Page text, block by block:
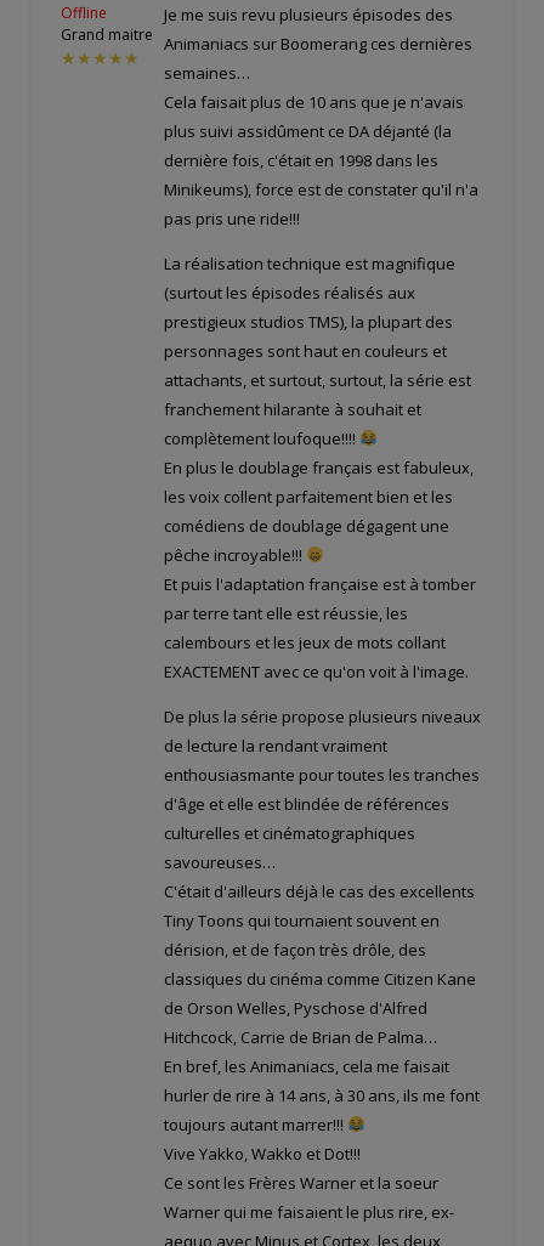
Offline
Grand maitre
★★★★★
Je me suis revu plusieurs épisodes des
Animaniacs sur Boomerang ces dernières
semaines…
Cela faisait plus de 10 ans que je n'avais
plus suivi assidûment ce DA déjanté (la
dernière fois, c'était en 1998 dans les
Minikeums), force est de constater qu'il n'a
pas pris une ride!!!
La réalisation technique est magnifique
(surtout les épisodes réalisés aux
prestigieux studios TMS), la plupart des
personnages sont haut en couleurs et
attachants, et surtout, surtout, la série est
franchement hilarante à souhait et
complètement loufoque!!!!
En plus le doublage français est fabuleux,
les voix collent parfaitement bien et les
comédiens de doublage dégagent une
pêche incroyable!!!
Et puis l'adaptation française est à tomber
par terre tant elle est réussie, les
calembours et les jeux de mots collant
EXACTEMENT avec ce qu'on voit à l'image.
De plus la série propose plusieurs niveaux
de lecture la rendant vraiment
enthousiasmante pour toutes les tranches
d'âge et elle est blindée de références
culturelles et cinématographiques
savoureuses…
C'était d'ailleurs déjà le cas des excellents
Tiny Toons qui tournaient souvent en
dérision, et de façon très drôle, des
classiques du cinéma comme Citizen Kane
de Orson Welles, Pyschose d'Alfred
Hitchcock, Carrie de Brian de Palma…
En bref, les Animaniacs, cela me faisait
hurler de rire à 14 ans, à 30 ans, ils me font
toujours autant marrer!!!
Vive Yakko, Wakko et Dot!!!
Ce sont les Frères Warner et la soeur
Warner qui me faisaient le plus rire, ex-
aequo avec Minus et Cortex, les deux